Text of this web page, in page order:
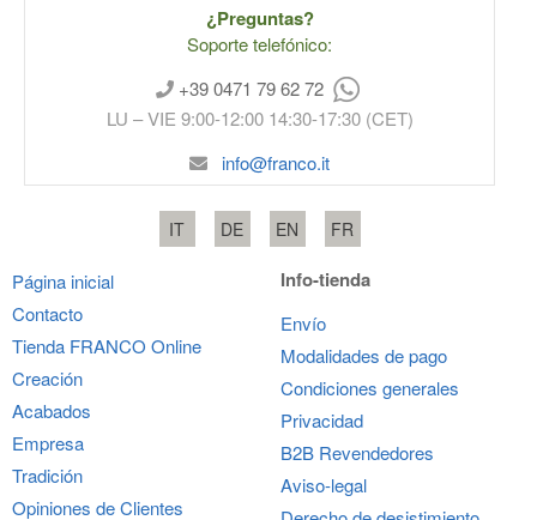
¿Preguntas?
Soporte telefónico:
+39 0471 79 62 72
LU – VIE 9:00-12:00 14:30-17:30 (CET)
info@franco.it
IT DE EN FR
Página inicial
Contacto
Tienda FRANCO Online
Creación
Acabados
Empresa
Tradición
Opiniones de Clientes
Info-tienda
Envío
Modalidades de pago
Condiciones generales
Privacidad
B2B Revendedores
Aviso-legal